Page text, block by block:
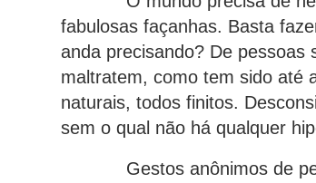
fabulosas façanhas. Basta
anda precisando? De pessoas
maltratem, como tem sido até
naturais, todos finitos.
sem o qual não há qualquer
Gestos anônimos de